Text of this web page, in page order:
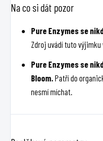
Na co si dát pozor
Pure Enzymes se
Zdroj uvádí tuto výjimku
Pure Enzymes se
Bloom. Patří do
nesmí míchat.